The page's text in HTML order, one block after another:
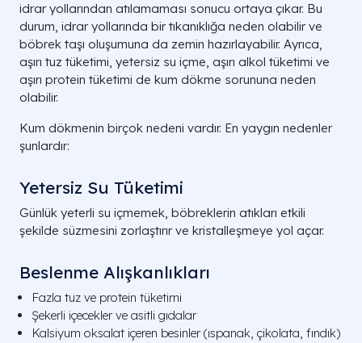
idrar yollarından atılamaması sonucu ortaya çıkar. Bu
durum, idrar yollarında bir tıkanıklığa neden olabilir ve
böbrek taşı oluşumuna da zemin hazırlayabilir. Ayrıca,
aşırı tuz tüketimi, yetersiz su içme, aşırı alkol tüketimi ve
aşırı protein tüketimi de kum dökme sorununa neden
olabilir.
Kum dökmenin birçok nedeni vardır. En yaygın nedenler
şunlardır:
Yetersiz Su Tüketimi
Günlük yeterli su içmemek, böbreklerin atıkları etkili
şekilde süzmesini zorlaştırır ve kristalleşmeye yol açar.
Beslenme Alışkanlıkları
Fazla tuz ve protein tüketimi
Şekerli içecekler ve asitli gıdalar
Kalsiyum oksalat içeren besinler (ıspanak, çikolata, fındık)